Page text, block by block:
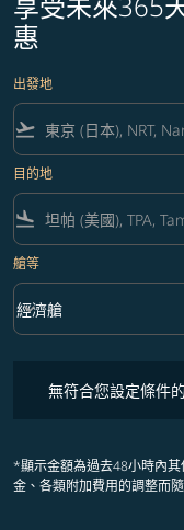
惠
出發地
flight_takeoff
目的地
flight_land
艙等
艙等 option 經濟艙
經濟艙
keyboard_arrow_down
無符合您設定條件
*顯示金額為過去48小時內
金、各類附加費用的調整而